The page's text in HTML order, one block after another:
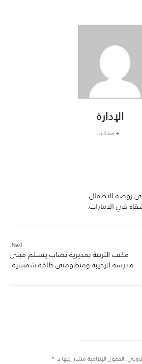
الإدارة
+ مقالات
في روضة الاطفال
في الامارات.
Next:
مكتب التربية بمديرية نصاب يتسلم مبنى
مدرسة الرحيبة ومنظومتي طاقة شمسية.
الحقول الإلزامية مشار إليها بـ *